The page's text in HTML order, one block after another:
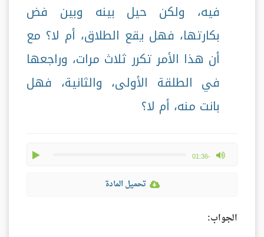
فيه، ولكن حيل بينه وبين فض
بكارتها، فهل يقع الطلاق، أم لا؟ مع
أن هذا الأمر تكرر ثلاث مرات، وراجعها
في الطلقة الأولى، والثانية، فهل
بانت منه، أم لا؟
-01:36
max volume
تحميل المادة
الجواب: